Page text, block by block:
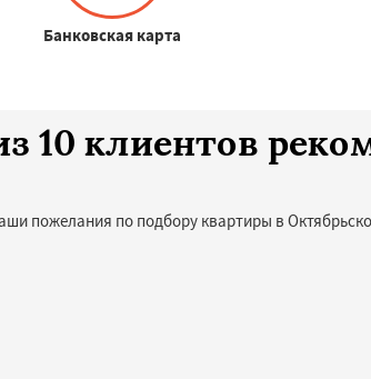
Банковская карта
10 клиентов
пожелания по подбору квартиры в